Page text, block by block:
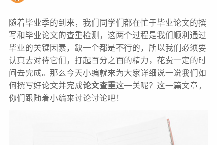
随着毕业季的到来，我们同学们都在忙于毕业论文的撰
写和毕业论文的查重检测，这两个过程是我们顺利通过
毕业的关键因素，缺一个都是不行的，所以我们必须要
认真去对待它们，打起百分之百的精力，花费一定的时
间去完成。那么今天小编就来为大家详细说一说我们如
何撰写好论文并完成论文查重这一关呢？这一篇文章，
你们跟随着小编来讨论讨论吧！